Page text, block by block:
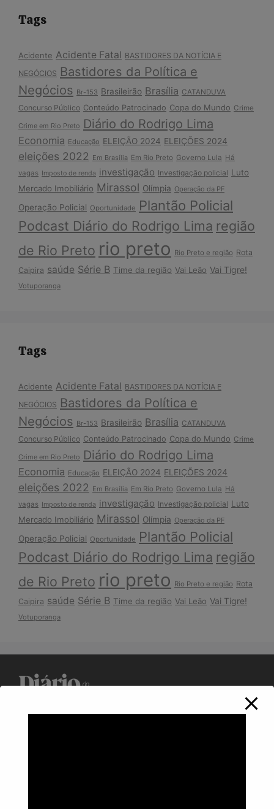
Tags
Acidente Acidente Fatal BASTIDORES DA NOTÍCIA E
NEGÓCIOS Bastidores da Política e
Negócios Br-153 Brasileirão Brasília CATANDUVA
Concurso Público Conteúdo Patrocinado Copa do Mundo Crime
Crime em Rio Preto Diário do Rodrigo Lima
Economia Educação ELEIÇÃO 2024 ELEIÇÕES 2024
eleições 2022 Em Brasília Em Rio Preto Governo Lula Há
vagas Imposto de renda investigação Investigação policial Luto
Mercado Imobiliário Mirassol Olímpia Operação da PF
Operação Policial Oportunidade Plantão Policial
Podcast Diário do Rodrigo Lima região
de Rio Preto rio preto Rio Preto e região Rota
Caipira saúde Série B Time da região Vai Leão Vai Tigre!
Votuporanga
Tags
Acidente Acidente Fatal BASTIDORES DA NOTÍCIA E
NEGÓCIOS Bastidores da Política e
Negócios Br-153 Brasileirão Brasília CATANDUVA
Concurso Público Conteúdo Patrocinado Copa do Mundo Crime
Crime em Rio Preto Diário do Rodrigo Lima
Economia Educação ELEIÇÃO 2024 ELEIÇÕES 2024
eleições 2022 Em Brasília Em Rio Preto Governo Lula Há
vagas Imposto de renda investigação Investigação policial Luto
Mercado Imobiliário Mirassol Olímpia Operação da PF
Operação Policial Oportunidade Plantão Policial
Podcast Diário do Rodrigo Lima região
de Rio Preto rio preto Rio Preto e região Rota
Caipira saúde Série B Time da região Vai Leão Vai Tigre!
Votuporanga